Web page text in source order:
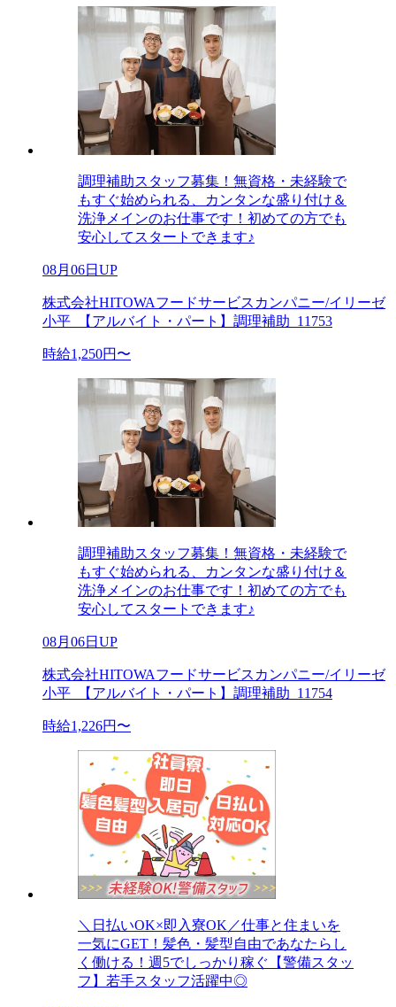
調理補助スタッフ募集！無資格・未経験で
もすぐ始められる、カンタンな盛り付け＆
洗浄メインのお仕事です！初めての方でも
安心してスタートできます♪
08月06日UP
株式会社HITOWAフードサービスカンパニー/イリーゼ
小平_【アルバイト・パート】調理補助_11753
時給1,250円〜
調理補助スタッフ募集！無資格・未経験で
もすぐ始められる、カンタンな盛り付け＆
洗浄メインのお仕事です！初めての方でも
安心してスタートできます♪
08月06日UP
株式会社HITOWAフードサービスカンパニー/イリーゼ
小平_【アルバイト・パート】調理補助_11754
時給1,226円〜
＼日払いOK×即入寮OK／仕事と住まいを
一気にGET！髪色・髪型自由であなたらし
く働ける！週5でしっかり稼ぐ【警備スタッ
フ】若手スタッフ活躍中◎